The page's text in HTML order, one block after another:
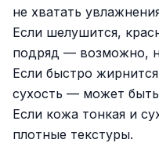
не хватать
Если шелушится,
подряд — возможно,
Если быстро
сухость — может
Если кожа тонкая и
плотные текстуры.